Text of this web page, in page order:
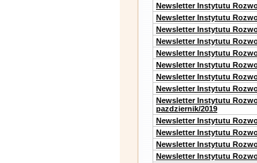
Newsletter Instytutu
Newsletter Instytutu
Newsletter Instytutu
Newsletter Instytutu
Newsletter Instytutu
Newsletter Instytutu
Newsletter Instytutu
Newsletter Instytutu
Newsletter Instytutu
pazdziernik/2019
Newsletter Instytutu
Newsletter Instytutu
Newsletter Instytutu
Newsletter Instytutu